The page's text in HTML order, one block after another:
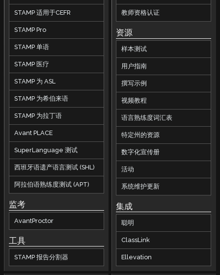
STAMP 适用于CEFR
STAMP Pro
STAMP 单语
STAMP 医疗
STAMP 为 ASL
STAMP 为希伯来语
STAMP 为拉丁语
Avant PLACE
SuperLanguage 测试
西班牙语遗产语言测试 (SHL)
阿拉伯语熟练度测试 (APT)
监考
AvantProctor
工具
STAMP 报告分割器
教师资格认证
资源
样本测试
用户指南
撰写示例
视频教程
语言熟练度词汇表
特定州的资源
数字化宣传册
活动
系统维护更新
集成
聪明
ClassLink
Ellevation